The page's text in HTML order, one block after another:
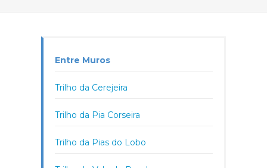
Entre Muros
Trilho da Cerejeira
Trilho da Pia Corseira
Trilho da Pias do Lobo